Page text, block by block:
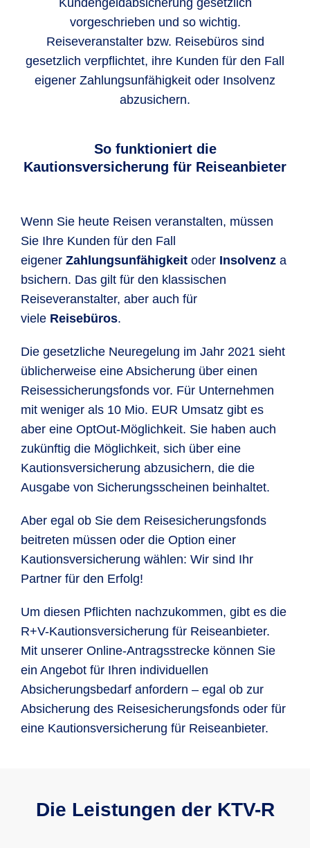
Kundengeldabsicherung gesetzlich
vorgeschrieben und so wichtig.
Reiseveranstalter bzw. Reisebüros sind
gesetzlich verpflichtet, ihre Kunden für den Fall
eigener Zahlungsunfähigkeit oder Insolvenz
abzusichern.
So funktioniert die
Kautionsversicherung für Reiseanbieter
Wenn Sie heute Reisen veranstalten, müssen
Sie Ihre Kunden für den Fall
eigener Zahlungsunfähigkeit oder Insolvenz a
bsichern. Das gilt für den klassischen
Reiseveranstalter, aber auch für
viele Reisebüros.
Die gesetzliche Neuregelung im Jahr 2021 sieht
üblicherweise eine Absicherung über einen
Reisessicherungsfonds vor. Für Unternehmen
mit weniger als 10 Mio. EUR Umsatz gibt es
aber eine OptOut-Möglichkeit. Sie haben auch
zukünftig die Möglichkeit, sich über eine
Kautionsversicherung abzusichern, die die
Ausgabe von Sicherungsscheinen beinhaltet.
Aber egal ob Sie dem Reisesicherungsfonds
beitreten müssen oder die Option einer
Kautionsversicherung wählen: Wir sind Ihr
Partner für den Erfolg!
Um diesen Pflichten nachzukommen, gibt es die
R+V-Kautionsversicherung für Reiseanbieter.
Mit unserer Online-Antragsstrecke können Sie
ein Angebot für Ihren individuellen
Absicherungsbedarf anfordern – egal ob zur
Absicherung des Reisesicherungsfonds oder für
eine Kautionsversicherung für Reiseanbieter.
Die Leistungen der KTV-R